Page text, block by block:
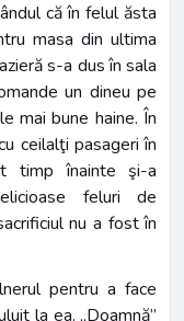
că în felul ăsta
masa din ultima
s-a dus în sala
un dineu pe
mai bune haine. În
ceilalţi pasageri în
timp înainte şi-a
feluri de
nu a fost în
pentru a face
la ea. „Doamnă”